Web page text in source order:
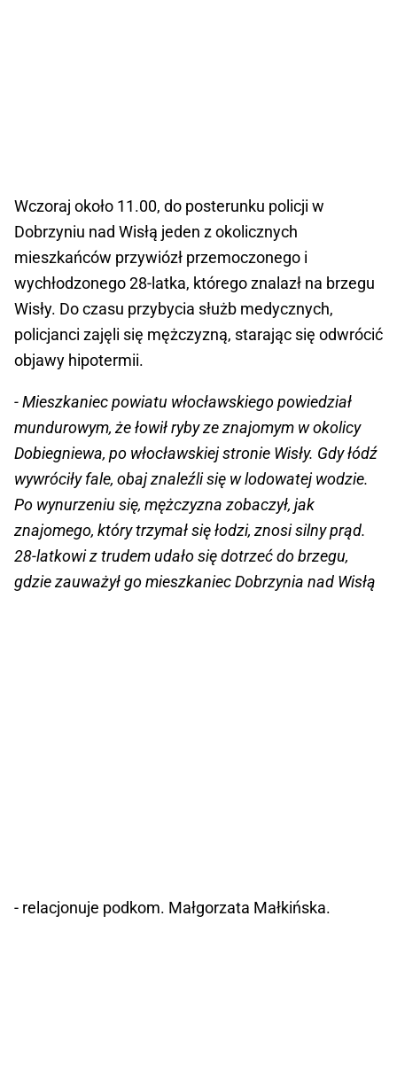
Wczoraj około 11.00, do posterunku policji w
Dobrzyniu nad Wisłą jeden z okolicznych
mieszkańców przywiózł przemoczonego i
wychłodzonego 28-latka, którego znalazł na brzegu
Wisły. Do czasu przybycia służb medycznych,
policjanci zajęli się mężczyzną, starając się odwrócić
objawy hipotermii.
- Mieszkaniec powiatu włocławskiego powiedział
mundurowym, że łowił ryby ze znajomym w okolicy
Dobiegniewa, po włocławskiej stronie Wisły. Gdy łódź
wywróciły fale, obaj znaleźli się w lodowatej wodzie.
Po wynurzeniu się, mężczyzna zobaczył, jak
znajomego, który trzymał się łodzi, znosi silny prąd.
28-latkowi z trudem udało się dotrzeć do brzegu,
gdzie zauważył go mieszkaniec Dobrzynia nad Wisłą
- relacjonuje podkom. Małgorzata Małkińska.